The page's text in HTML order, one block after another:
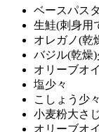
ベースパスタ
生鮭(刺身用
オレガノ(乾
バジル(乾燥)
オリーブオ
塩少々
こしょう 少々
小麦粉大さ
オリーブオ